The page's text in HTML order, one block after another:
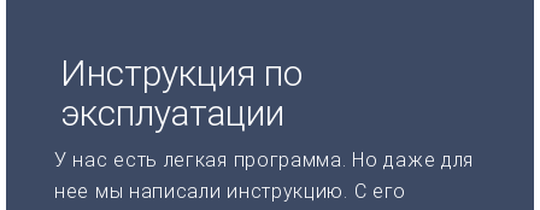
Инструкция по
эксплуатации
У нас есть легкая программа. Но даже для
нее мы написали инструкцию. С его